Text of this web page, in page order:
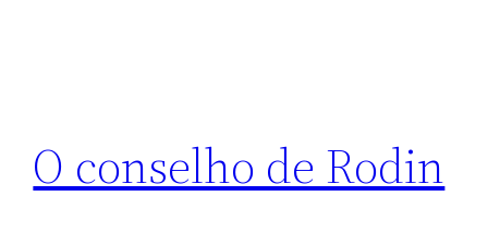
O conselho de Rodin